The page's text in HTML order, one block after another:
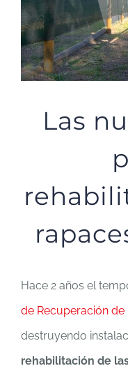
Las
Hace 2 años el
de Recuperación
destruyendo
rehabilitación de